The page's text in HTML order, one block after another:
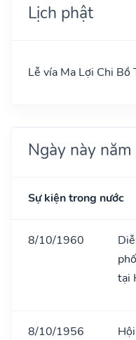
Lịch phật
Lễ vía Ma Lợi Chi Bồ
Ngày này năm
Sự kiện trong nước
8/10/1960
tại
8/10/1956